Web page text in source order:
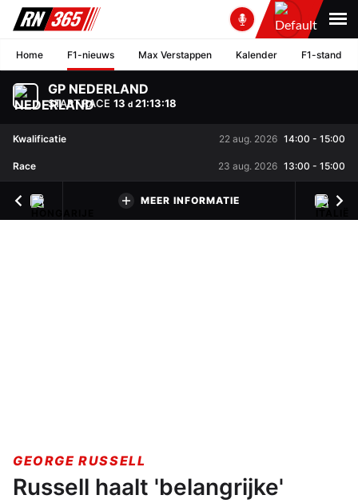
Home F1-nieuws Max Verstappen Kalender F1-stand
GP NEDERLAND
START RACE 13 d 21:13:17
Kwalificatie 22 aug. 2026 14:00 - 15:00
Race 23 aug. 2026 13:00 - 15:00
MEER INFORMATIE
GEORGE RUSSELL
Russell haalt 'belangrijke'